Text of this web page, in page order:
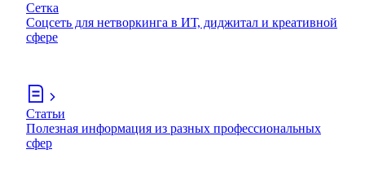
Сетка
Соцсеть для нетворкинга в ИТ, диджитал и креативной
сфере
Статьи
Полезная информация из разных профессиональных
сфер